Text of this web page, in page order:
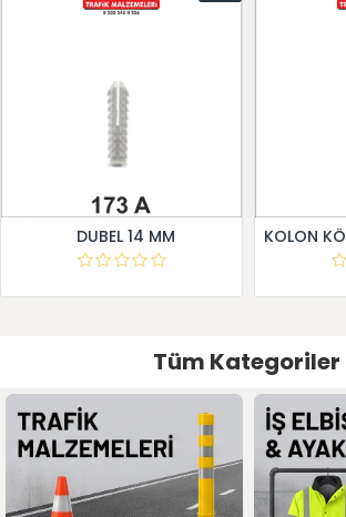
DUBEL 14 MM
Tüm Kategoriler